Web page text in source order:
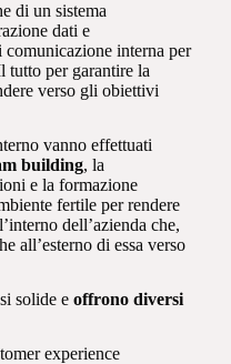
di un sistema
dati e
interna per
tutto per garantire la
verso gli obiettivi
vanno effettuati
building, la
e la formazione
fertile per rendere
dell’azienda che,
all’esterno di essa verso
solide eoffrono diversi
experience